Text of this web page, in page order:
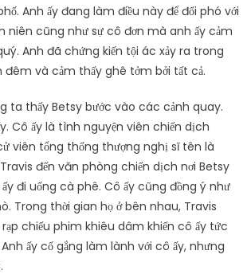
Anh ấy đang làm điều này để đối phó với
niên cũng như sự cô đơn mà anh ấy cảm
Anh đã chứng kiến ​​tội ác xảy ra trong
và cảm thấy ghê tởm bởi tất cả.
ta thấy Betsy bước vào các cảnh quay.
Cô ấy là tình nguyện viên chiến dịch
viên tổng thống thượng nghị sĩ tên là
đến văn phòng chiến dịch nơi Betsy
đi uống cà phê. Cô ấy cũng đồng ý như
Trong thời gian họ ở bên nhau, Travis
chiếu phim khiêu dâm khiến cô ấy tức
ấy cố gắng làm lành với cô ấy, nhưng